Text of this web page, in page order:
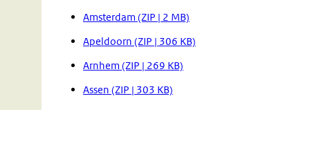
Amsterdam (ZIP | 2 MB)
Apeldoorn (ZIP | 306 KB)
Arnhem (ZIP | 269 KB)
Assen (ZIP | 303 KB)